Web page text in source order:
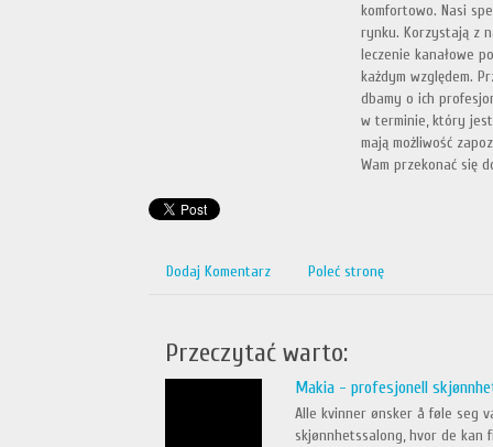
komfortowo. Nasi
rynku. Korzystają z
leczenie kanałowe
każdym względem.
dbamy o ich
w terminie, który
mają możliwość
Wam przekonać się
Dodaj Komentarz Poleć stronę
Przeczytać warto:
Makia - profesjonell
Alle kvinner ønsker å føle seg
skjønnhetssalong, hvor de